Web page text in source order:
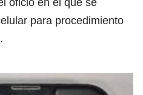
oficio en el que se
para procedimiento